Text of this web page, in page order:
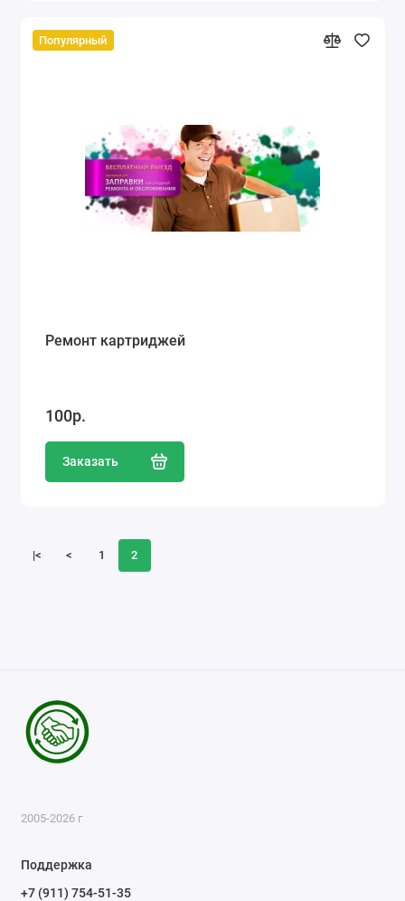
Популярный
Ремонт картриджей
100р.
Заказать
|< < 1 2
2005-2026 г
Поддержка
+7 (911) 754-51-35